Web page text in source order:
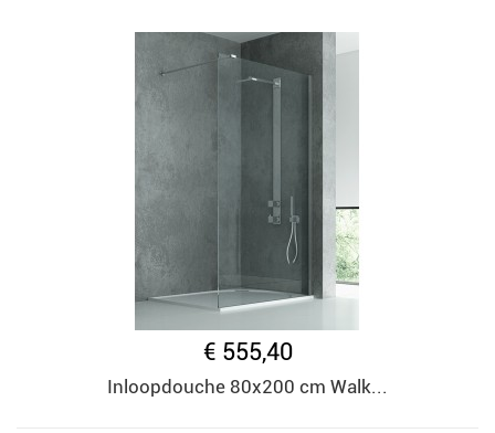
€ 555,40
Inloopdouche 80x200 cm Walk...